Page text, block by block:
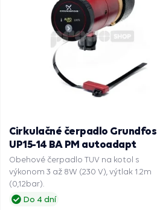
Do 4 dní
Cirkulačné čerpadlo Grundfos
UP15-14 BA PM autoadapt
Obehové čerpadlo TUV na kotol s
výkonom 3 až 8W (230 V), výtlak 1.2m
(0,12bar).